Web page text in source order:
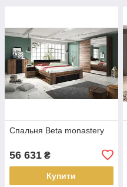
Спальня Beta monastery
56 631 ₴
Купити